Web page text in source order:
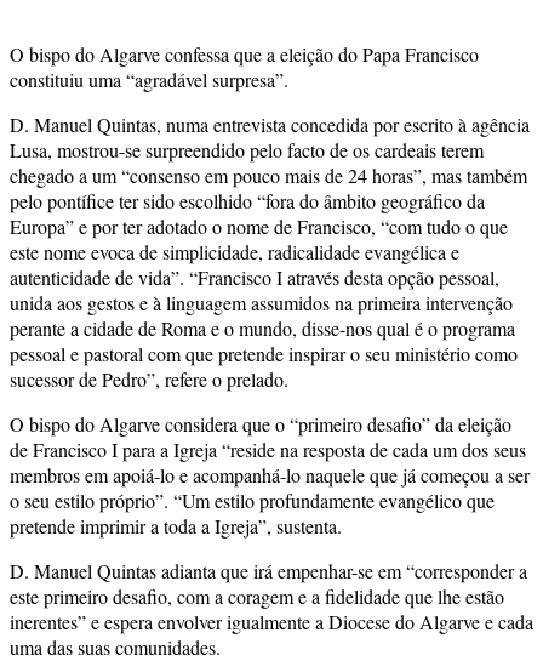
O bispo do Algarve confessa que a eleição do Papa Francisco
constituiu uma “agradável surpresa”.
D. Manuel Quintas, numa entrevista concedida por escrito à agência
Lusa, mostrou-se surpreendido pelo facto de os cardeais terem
chegado a um “consenso em pouco mais de 24 horas”, mas também
pelo pontífice ter sido escolhido “fora do âmbito geográfico da
Europa” e por ter adotado o nome de Francisco, “com tudo o que
este nome evoca de simplicidade, radicalidade evangélica e
autenticidade de vida”. “Francisco I através desta opção pessoal,
unida aos gestos e à linguagem assumidos na primeira intervenção
perante a cidade de Roma e o mundo, disse-nos qual é o programa
pessoal e pastoral com que pretende inspirar o seu ministério como
sucessor de Pedro”, refere o prelado.
O bispo do Algarve considera que o “primeiro desafio” da eleição
de Francisco I para a Igreja “reside na resposta de cada um dos seus
membros em apoiá-lo e acompanhá-lo naquele que já começou a ser
o seu estilo próprio”. “Um estilo profundamente evangélico que
pretende imprimir a toda a Igreja”, sustenta.
D. Manuel Quintas adianta que irá empenhar-se em “corresponder a
este primeiro desafio, com a coragem e a fidelidade que lhe estão
inerentes” e espera envolver igualmente a Diocese do Algarve e cada
uma das suas comunidades.